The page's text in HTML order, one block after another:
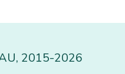
, 2015-2026